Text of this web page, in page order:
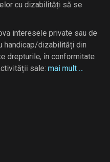
cu dizabilități să se
interesele private sau de
handicap/dizabilități din
drepturile, în conformitate
sale: mai mult …